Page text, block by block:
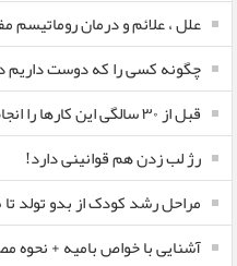
علل ، علائم و درمان روماتیسم
چگونه کسی را که دوست داریم
قبل از ۳۰ سالگی این کارها را انجام بدهید
رژ لب زدن هم قوانینی دارد!
مراحل رشد کودک از بدو تولد تا ۵ سالگی
آشنایی با خواص بامیه + نحوه